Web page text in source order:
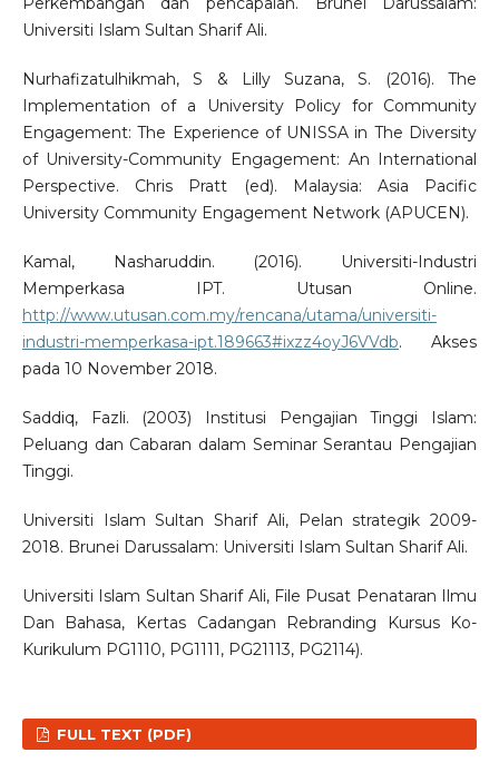
Universiti Islam Sultan Sharif Ali.
Nurhafizatulhikmah, S & Lilly Suzana, S. (2016). The
Implementation of a University Policy for Community
Engagement: The Experience of UNISSA in The Diversity
of University-Community Engagement: An International
Perspective. Chris Pratt (ed). Malaysia: Asia Pacific
University Community Engagement Network (APUCEN).
Kamal, Nasharuddin. (2016). Universiti-Industri
Memperkasa IPT. Utusan Online.
http://www.utusan.com.my/rencana/utama/universiti-
industri-memperkasa-ipt.189663#ixzz4oyJ6VVdb. Akses
pada 10 November 2018.
Saddiq, Fazli. (2003) Institusi Pengajian Tinggi Islam:
Peluang dan Cabaran dalam Seminar Serantau Pengajian
Tinggi.
Universiti Islam Sultan Sharif Ali, Pelan strategik 2009-
2018. Brunei Darussalam: Universiti Islam Sultan Sharif Ali.
Universiti Islam Sultan Sharif Ali, File Pusat Penataran Ilmu
Dan Bahasa, Kertas Cadangan Rebranding Kursus Ko-
Kurikulum PG1110, PG1111, PG21113, PG2114).
FULL TEXT (PDF)